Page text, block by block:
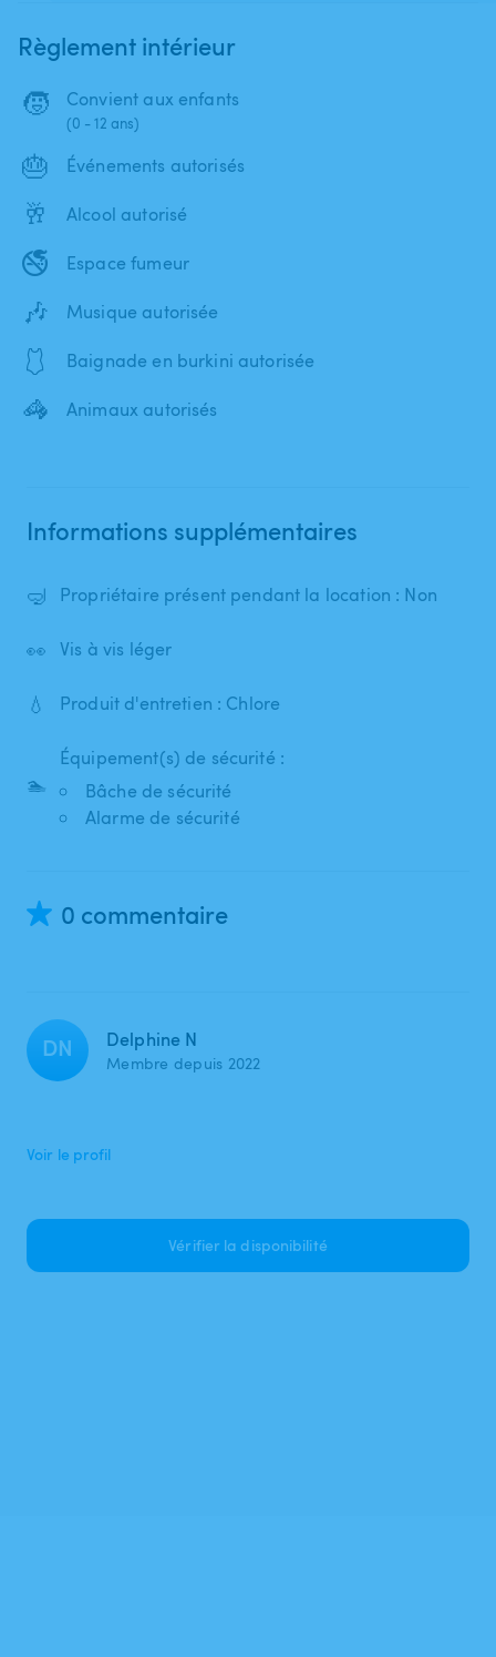
Règlement intérieur
🧒 Convient aux enfants
(0 - 12 ans)
🎂 Événements autorisés
🥂 Alcool autorisé
🚭 Espace fumeur
🎶 Musique autorisée
🩱 Baignade en burkini autorisée
🦓 Animaux autorisés
Informations supplémentaires
🤿 Propriétaire présent pendant la location : Non
👀 Vis à vis léger
💧 Produit d'entretien : Chlore
🏊
Équipement(s) de sécurité :
Bâche de sécurité
Alarme de sécurité
0 commentaire
DN Delphine N
Membre depuis 2022
Voir le profil
Vérifier la disponibilité